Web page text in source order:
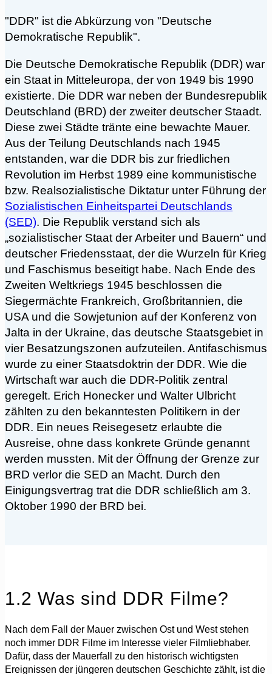
"DDR" ist die Abkürzung von "Deutsche
Demokratische Republik".
Die Deutsche Demokratische Republik (DDR) war
ein Staat in Mitteleuropa, der von 1949 bis 1990
existierte. Die DDR war neben der Bundesrepublik
Deutschland (BRD) der zweiter deutscher Staadt.
Diese zwei Städte tränte eine bewachte Mauer.
Aus der Teilung Deutschlands nach 1945
entstanden, war die DDR bis zur friedlichen
Revolution im Herbst 1989 eine kommunistische
bzw. Realsozialistische Diktatur unter Führung der
Sozialistischen Einheitspartei Deutschlands
(SED). Die Republik verstand sich als
„sozialistischer Staat der Arbeiter und Bauern“ und
deutscher Friedensstaat, der die Wurzeln für Krieg
und Faschismus beseitigt habe. Nach Ende des
Zweiten Weltkriegs 1945 beschlossen die
Siegermächte Frankreich, Großbritannien, die
USA und die Sowjetunion auf der Konferenz von
Jalta in der Ukraine, das deutsche Staatsgebiet in
vier Besatzungszonen aufzuteilen. Antifaschismus
wurde zu einer Staatsdoktrin der DDR. Wie die
Wirtschaft war auch die DDR-Politik zentral
geregelt. Erich Honecker und Walter Ulbricht
zählten zu den bekanntesten Politikern in der
DDR. Ein neues Reisegesetz erlaubte die
Ausreise, ohne dass konkrete Gründe genannt
werden mussten. Mit der Öffnung der Grenze zur
BRD verlor die SED an Macht. Durch den
Einigungsvertrag trat die DDR schließlich am 3.
Oktober 1990 der BRD bei.
1.2 Was sind DDR Filme?
Nach dem Fall der Mauer zwischen Ost und West stehen
noch immer DDR Filme im Interesse vieler Filmliebhaber.
Dafür, dass der Mauerfall zu den historisch wichtigsten
Ereignissen der jüngeren deutschen Geschichte zählt, ist die